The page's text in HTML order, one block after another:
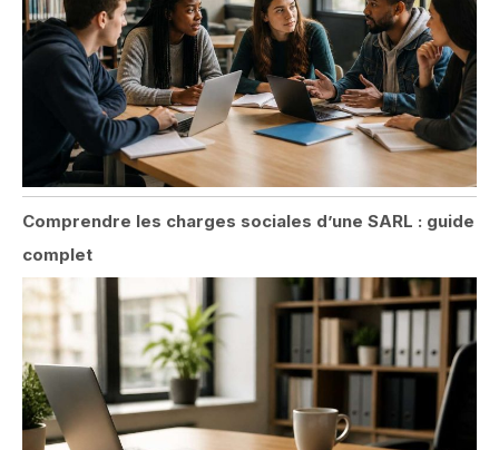
Comprendre les charges sociales d’une SARL : guide
complet